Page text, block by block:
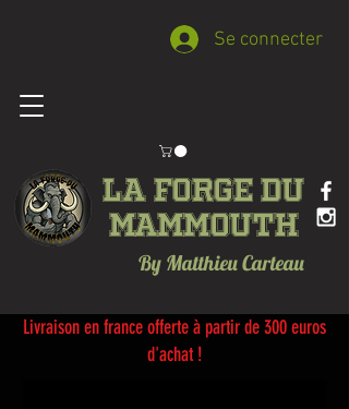
La forge du
Mammouth
By Matthieu Carteau
Se connecter
Livraison en france offerte à partir de 300 euros
d'achat !